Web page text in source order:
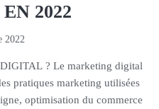
2022
2022
? Le marketing digital
pratiques marketing utilisées
optimisation du commerce